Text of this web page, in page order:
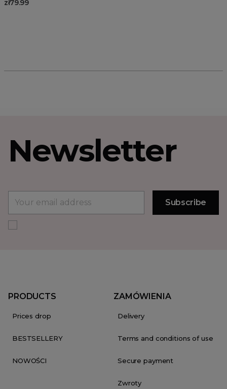
zł79.99
Newsletter
PRODUCTS
Prices drop
BESTSELLERY
NOWOŚCI
ZAMÓWIENIA
Delivery
Terms and conditions of use
Secure payment
Zwroty